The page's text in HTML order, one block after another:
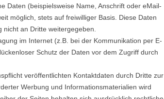
Daten (beispielsweise Name, Anschrift oder eMail-
möglich, stets auf freiwilliger Basis. Diese Daten
an Dritte weitergegeben.
im Internet (z.B. bei der Kommunikation per E-
Schutz der Daten vor dem Zugriff durch
veröffentlichten Kontaktdaten durch Dritte zur
Werbung und Informationsmaterialien wird